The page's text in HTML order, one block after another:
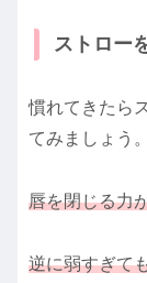
ストロー
慣れてきたら
てみましょう。
唇を閉じる力
逆に弱すぎて